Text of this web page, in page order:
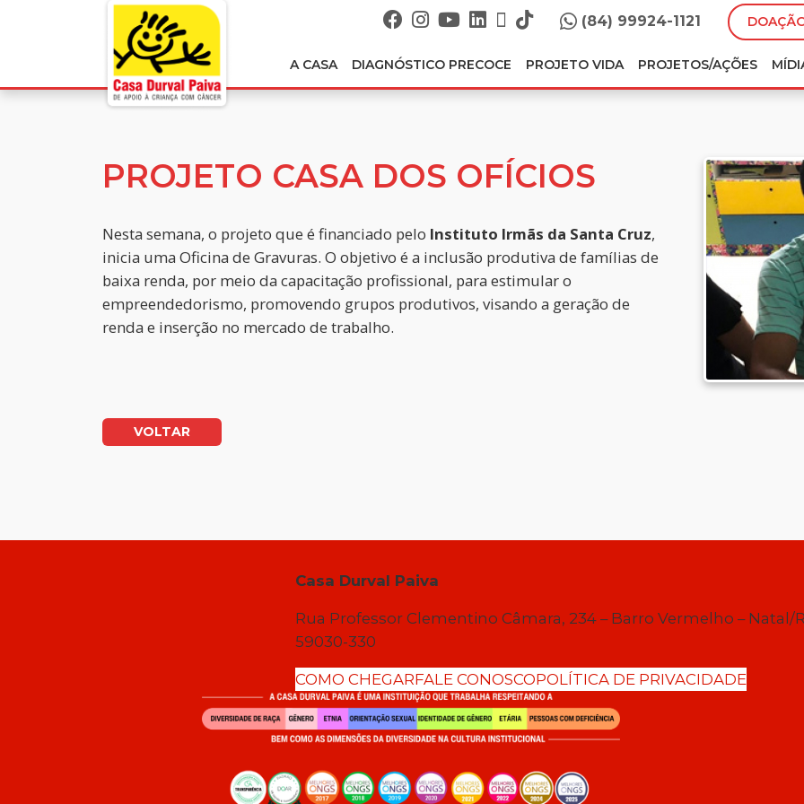
(84) 99924-1121
A CASA DIAGNÓSTICO PRECOCE PROJETO VIDA PROJETOS/AÇÕES
PROJETO CASA DOS OFÍCIOS
Nesta semana, o projeto que é financiado pelo Instituto Irmãs da Santa Cruz,
inicia uma Oficina de Gravuras. O objetivo é a inclusão produtiva de famílias de
baixa renda, por meio da capacitação profissional, para estimular o
empreendedorismo, promovendo grupos produtivos, visando a geração de
renda e inserção no mercado de trabalho.
VOLTAR
Casa Durval Paiva
Rua Professor Clementino Câmara, 234 – Barro Vermelho – Natal/
59030-330
COMO CHEGARFALE CONOSCOPOLÍTICA DE PRIVACIDADE